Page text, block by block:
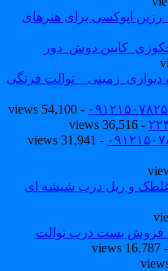
اپوکسی برای هنرهای
دوش_دور
_ توالت فرنگی
- 54,100 views
- 36,516 views
- 31,941 views
و ریل درب شیشه ای
بست درب توالت